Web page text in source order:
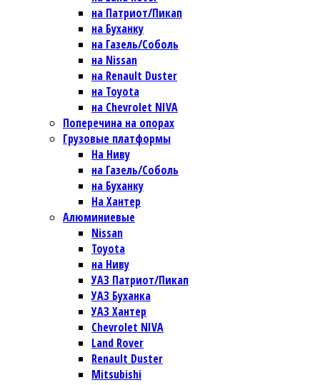
на Патриот/Пикап
на Буханку
на Газель/Соболь
на Nissan
на Renault Duster
на Toyota
на Chevrolet NIVA
Поперечина на опорах
Грузовые платформы
На Ниву
на Газель/Соболь
на Буханку
На Хантер
Алюминиевые
Nissan
Toyota
на Ниву
УАЗ Патриот/Пикап
УАЗ Буханка
УАЗ Хантер
Chevrolet NIVA
Land Rover
Renault Duster
Mitsubishi